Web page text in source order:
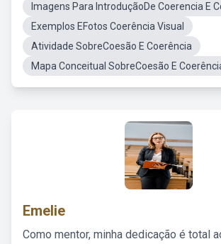
Imagens Para IntroduçãoDe Coerencia E
Exemplos EFotos Coerência Visual
Atividade SobreCoesão E Coerência
Mapa Conceitual SobreCoesão E
Emelie
Como mentor, minha dedicação é total